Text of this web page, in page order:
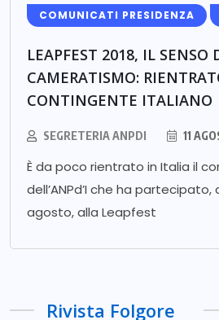
COMUNICATI PRESIDENZA
LEAPFEST 2018, IL SENSO
CAMERATISMO:
CONTINGENTE ITALIANO
SEGRETERIA ANPDI 11
È da poco rientrato in Italia il
dell’ANPd’I che ha partecipato,
agosto, alla Leapfest
Rivista Folgore